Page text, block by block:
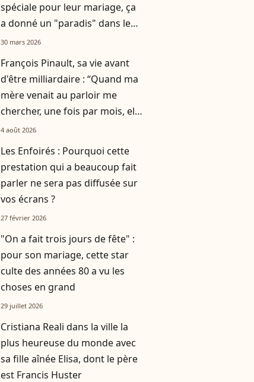
spéciale pour leur mariage, ça
a donné un "paradis" dans leur
maison normande
30 mars 2026
François Pinault, sa vie avant
d'être milliardaire : “Quand ma
mère venait au parloir me
chercher, une fois par mois, elle
était habillée en paysanne”
4 août 2026
Les Enfoirés : Pourquoi cette
prestation qui a beaucoup fait
parler ne sera pas diffusée sur
vos écrans ?
27 février 2026
"On a fait trois jours de fête" :
pour son mariage, cette star
culte des années 80 a vu les
choses en grand
29 juillet 2026
Cristiana Reali dans la ville la
plus heureuse du monde avec
sa fille aînée Elisa, dont le père
est Francis Huster